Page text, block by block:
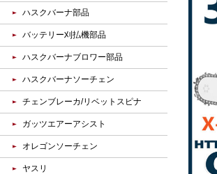
ハスクバーナ部品
バッテリー刈払機部品
ハスクバーナブロワー部品
ハスクバーナソーチェン
チェンブレーカ/リベットスピナ
ガッツエアーアシスト
オレゴンソーチェン
ヤスリ